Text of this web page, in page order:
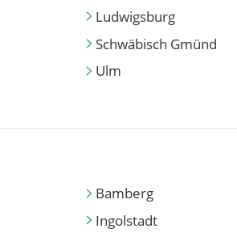
Ludwigsburg
Schwäbisch Gmünd
Ulm
Bamberg
Ingolstadt